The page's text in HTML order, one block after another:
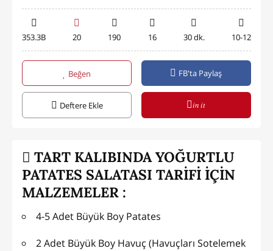
353.3B 20 190 16 30 dk. 10-12
Beğen FB'ta Paylaş
Deftere Ekle in it
TART KALIBINDA YOĞURTLU
PATATES SALATASI TARİFİ İÇİN
MALZEMELER :
4-5 Adet Büyük Boy Patates
2 Adet Büyük Boy Havuç (Havuçları Sotelemek